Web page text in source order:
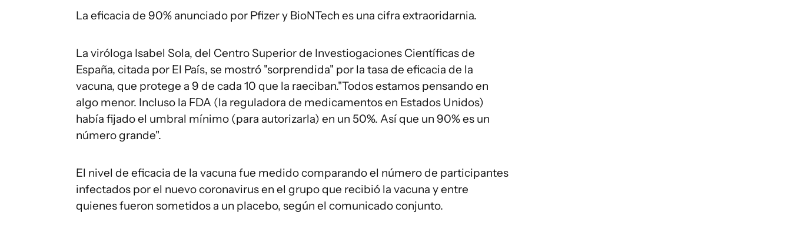
La eficacia de 90% anunciado por Pfizer y BioNTech es una cifra extraoridarnia.
La viróloga Isabel Sola, del Centro Superior de Investiogaciones Científicas de
España, citada por El País, se mostró "sorprendida" por la tasa de eficacia de la
vacuna, que protege a 9 de cada 10 que la raeciban."Todos estamos pensando en
algo menor. Incluso la FDA (la reguladora de medicamentos en Estados Unidos)
había fijado el umbral mínimo (para autorizarla) en un 50%. Así que un 90% es un
número grande".
El nivel de eficacia de la vacuna fue medido comparando el número de participantes
infectados por el nuevo coronavirus en el grupo que recibió la vacuna y entre
quienes fueron sometidos a un placebo, según el comunicado conjunto.